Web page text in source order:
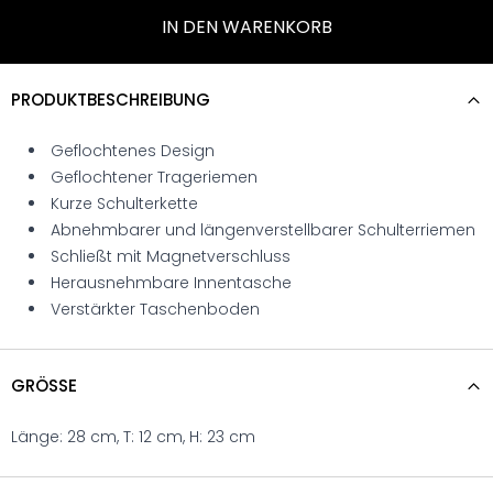
IN DEN WARENKORB
PRODUKTBESCHREIBUNG
Geflochtenes Design
Geflochtener Trageriemen
Kurze Schulterkette
Abnehmbarer und längenverstellbarer Schulterriemen
Schließt mit Magnetverschluss
Herausnehmbare Innentasche
Verstärkter Taschenboden
GRÖSSE
Länge: 28 cm, T: 12 cm, H: 23 cm